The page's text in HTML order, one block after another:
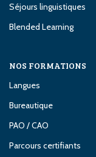
Séjours linguistiques
Blended Learning
NOS FORMATIONS
Langues
Bureautique
PAO / CAO
Parcours certifiants